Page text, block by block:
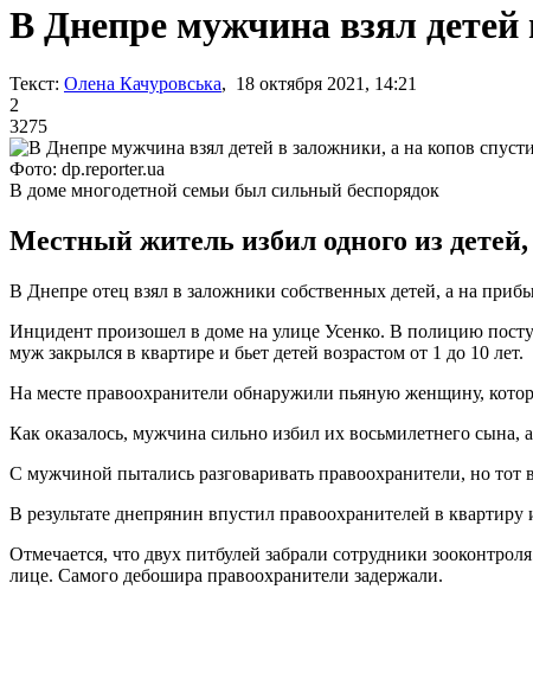
В Днепре мужчина взял детей
Текст: Олена Качуровська, 18 октября 2021, 14:21
2
3275
Фото: dp.reporter.ua
В доме многодетной семьи был сильный беспорядок
Местный житель избил одного из
В Днепре отец взял в заложники собственных детей, а на
Инцидент произошел в доме на улице Усенко. В полицию
муж закрылся в квартире и бьет детей возрастом от 1 до 10 лет.
На месте правоохранители обнаружили пьяную женщину,
Как оказалось, мужчина сильно избил их восьмилетнего сына,
С мужчиной пытались разговаривать правоохранители, но тот
В результате днепрянин впустил правоохранителей в
Отмечается, что двух питбулей забрали сотрудники
лице. Самого дебошира правоохранители задержали.